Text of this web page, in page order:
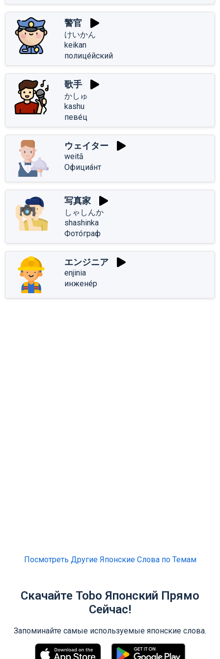
警官
けいかん
keikan
полице́йский
歌手
かしゅ
kashu
певе́ц
ウェイター
weitā
Официа́нт
写真家
しゃしんか
shashinka
Фото́граф
エンジニア
enjinia
инжене́р
Посмотреть Другие Японские Слова по Темам
Скачайте Tobo Японский Прямо
Сейчас!
Запоминайте самые используемые японские слова.